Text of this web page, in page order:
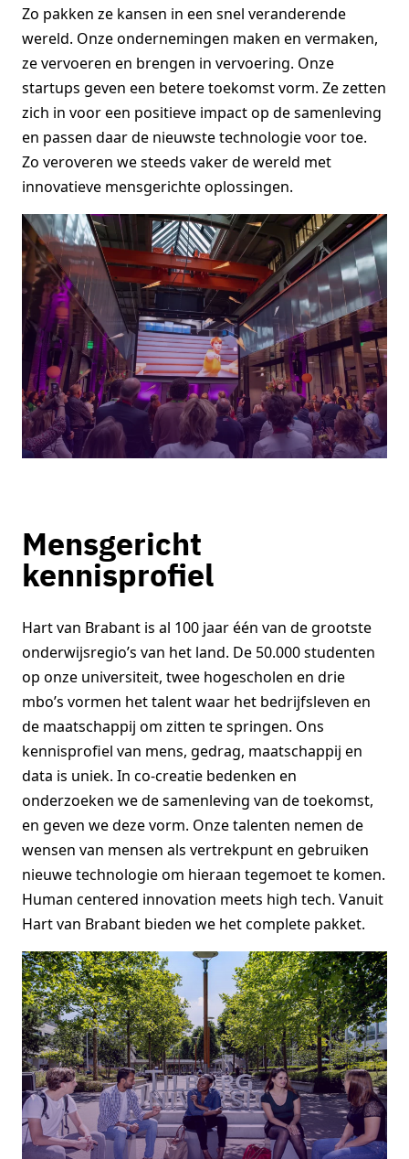
Zo pakken ze kansen in een snel veranderende
wereld. Onze ondernemingen maken en vermaken,
ze vervoeren en brengen in vervoering. Onze
startups geven een betere toekomst vorm. Ze zetten
zich in voor een positieve impact op de samenleving
en passen daar de nieuwste technologie voor toe.
Zo veroveren we steeds vaker de wereld met
innovatieve mensgerichte oplossingen.
Mensgericht
kennisprofiel
Hart van Brabant is al 100 jaar één van de grootste
onderwijsregio’s van het land. De 50.000 studenten
op onze universiteit, twee hogescholen en drie
mbo’s vormen het talent waar het bedrijfsleven en
de maatschappij om zitten te springen. Ons
kennisprofiel van mens, gedrag, maatschappij en
data is uniek. In co-creatie bedenken en
onderzoeken we de samenleving van de toekomst,
en geven we deze vorm. Onze talenten nemen de
wensen van mensen als vertrekpunt en gebruiken
nieuwe technologie om hieraan tegemoet te komen.
Human centered innovation meets high tech. Vanuit
Hart van Brabant bieden we het complete pakket.